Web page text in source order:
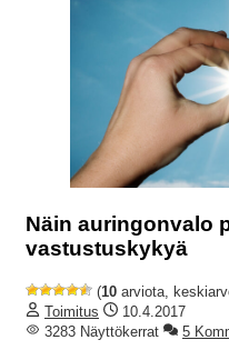
Näin auringonvalo
vastustuskykyä
(10 arviota,
Toimitus
10.4.2017
3283 Näyttökerrat
5